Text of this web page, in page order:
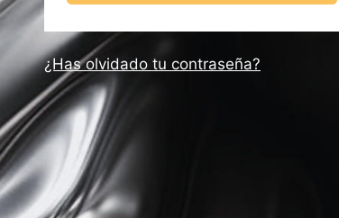
¿Has olvidado tu contraseña?